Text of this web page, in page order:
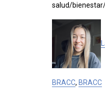
salud/
BRACC, BRACC